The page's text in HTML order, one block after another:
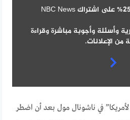
وأسئلة وأجوبة مباشرة وقراءة
من الإعلانات.
في ناشونال مول بعد أن اضطر